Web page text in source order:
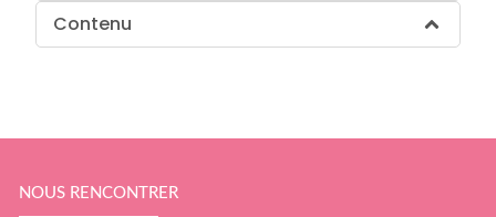
Contenu
NOUS RENCONTRER